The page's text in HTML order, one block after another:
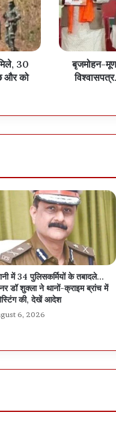
30
और को
बृजमोहन-
में 34 पुलिसकर्मियों के तबादले…
डॉ शुक्ला ने थानों-क्राइम ब्रांच में
की, देखें आदेश
6, 2026